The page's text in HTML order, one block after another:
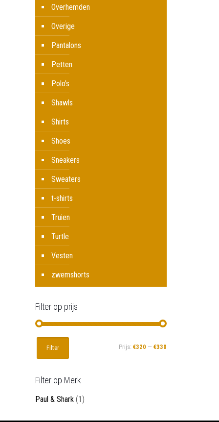
Overhemden
Overige
Pantalons
Petten
Polo's
Shawls
Shirts
Shoes
Sneakers
Sweaters
t-shirts
Truien
Turtle
Vesten
zwemshorts
Filter op prijs
Filter Prijs: €320 — €330
Filter op Merk
Paul & Shark (1)